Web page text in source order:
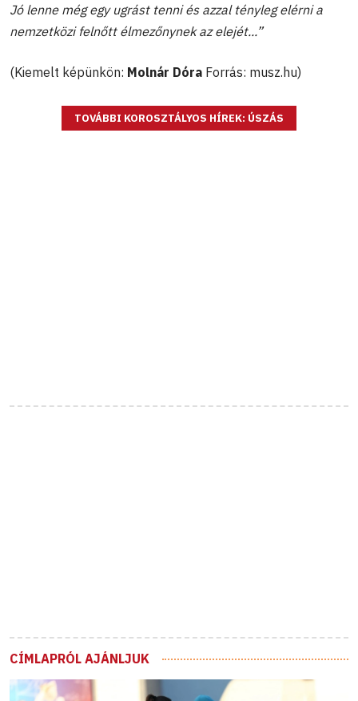
Jó lenne még egy ugrást tenni és azzal tényleg elérni a
nemzetközi felnőtt élmezőnynek az elejét...”
(Kiemelt képünkön: Molnár Dóra Forrás: musz.hu)
TOVÁBBI KOROSZTÁLYOS HÍREK: ÚSZÁS
CÍMLAPRÓL AJÁNLJUK